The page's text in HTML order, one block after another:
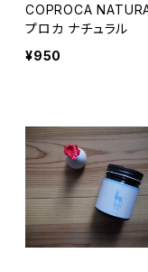
COPROCA
プロカ ナチュラル
¥950